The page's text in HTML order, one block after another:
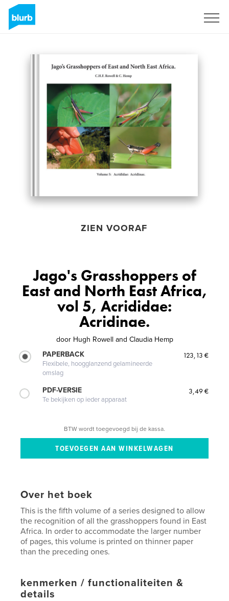
ZIEN VOORAF
Jago's Grasshoppers of
East and North East Africa,
vol 5, Acrididae:
Acridinae.
door Hugh Rowell and Claudia Hemp
PAPERBACK
Flexibele, hoogglanzend gelamineerde
omslag
123,13 €
PDF-VERSIE
Te bekijken op ieder apparaat
3,49 €
BTW wordt toegevoegd bij de kassa.
Over het boek
This is the fifth volume of a series designed to allow
the recognition of all the grasshoppers found in East
Africa. In order to accommodate the larger number
of pages, this volume is printed on thinner paper
than the preceding ones.
kenmerken / functionaliteiten &
details